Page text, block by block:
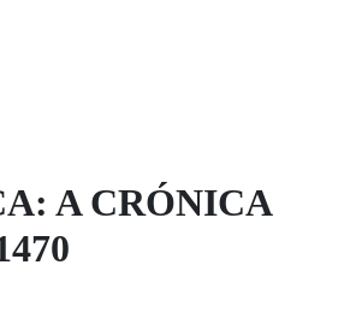
A CRÓNICA